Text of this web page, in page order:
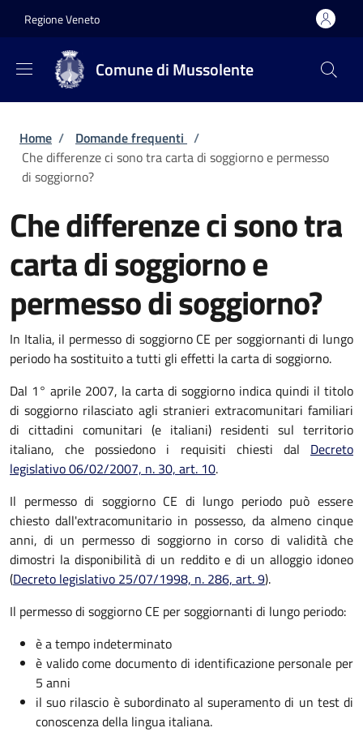
Regione Veneto
Comune di Mussolente
Briciole di pane
Home / Domande frequenti /
Che differenze ci sono tra carta di soggiorno e permesso
di soggiorno?
Che differenze ci sono tra
carta di soggiorno e
permesso di soggiorno?
In Italia, il permesso di soggiorno CE per soggiornanti di lungo
periodo ha sostituito a tutti gli effetti la carta di soggiorno.
Dal 1° aprile 2007, la carta di soggiorno indica quindi il titolo
di soggiorno rilasciato agli stranieri extracomunitari familiari
di cittadini comunitari (e italiani) residenti sul territorio
italiano, che possiedono i requisiti chiesti dal Decreto
legislativo 06/02/2007, n. 30, art. 10.
Il permesso di soggiorno CE di lungo periodo può essere
chiesto dall'extracomunitario in possesso, da almeno cinque
anni, di un permesso di soggiorno in corso di validità che
dimostri la disponibilità di un reddito e di un alloggio idoneo
(Decreto legislativo 25/07/1998, n. 286, art. 9).
Il permesso di soggiorno CE per soggiornanti di lungo periodo:
è a tempo indeterminato
è valido come documento di identificazione personale per
5 anni
il suo rilascio è subordinato al superamento di un test di
conoscenza della lingua italiana.